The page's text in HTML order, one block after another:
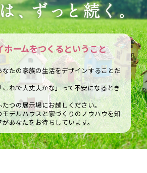
ホームをつくるということ
たの家族の生活をデザインすることだ
れで大丈夫かな」って不安になるとき
たつの展示場にお越しください。
デルハウスと家づくりのノウハウを知
あなたをお待ちしています。